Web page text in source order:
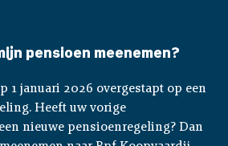
pensioen meenemen?
1 januari 2026 overgestapt op een
Heeft uw vorige
nieuwe pensioenregeling? Dan